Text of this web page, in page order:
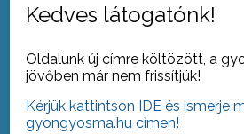
Kedves látogatónk!
Oldalunk új címre költözött, a
jövőben már nem frissítjük!
Kérjük kattintson IDE és ismerje
gyongyosma.hu címen!